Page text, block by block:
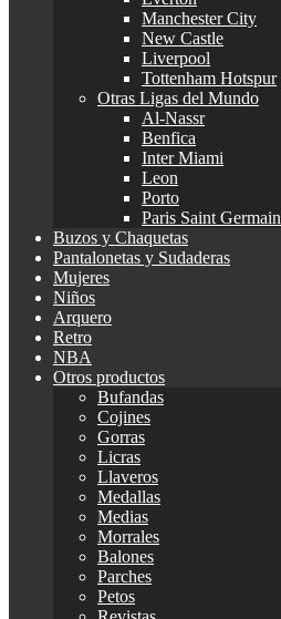
Manchester City
New Castle
Liverpool
Tottenham Hotspur
Otras Ligas del Mundo
Al-Nassr
Benfica
Inter Miami
Leon
Porto
Paris Saint Germain
Buzos y Chaquetas
Pantalonetas y Sudaderas
Mujeres
Niños
Arquero
Retro
NBA
Otros productos
Bufandas
Cojines
Gorras
Licras
Llaveros
Medallas
Medias
Morrales
Balones
Parches
Petos